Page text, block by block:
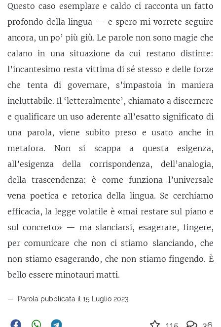
Questo caso esemplare e caldo ci racconta un fatto
profondo della lingua — e spero mi vorrete seguire
ancora, un po’ più giù. Le parole non sono magie che
calano in una situazione da cui restano distinte:
l’incantesimo resta vittima di sé stesso e delle forze
che tenta di governare, s’impastoia in maniera
ineluttabile. Il ‘letteralmente’, chiamato a discernere
e qualificare un uso aderente all’esatto significato di
una parola, viene subito preso e usato anche in
metafora. Non si scappa a questa esigenza,
all’esigenza della corrispondenza, dell’analogia,
della trascendenza: è come funziona l’universale
vena poetica e retorica della lingua. Se cerchiamo
efficacia, la legge volatile è «mai restare sul piano e
sul concreto» — ma slanciarsi, esagerare, fingere,
per comunicare che non ci stiamo slanciando, che
non stiamo esagerando, che non stiamo fingendo. È
bello essere minotauri matti.
Parola pubblicata il 15 Luglio 2023